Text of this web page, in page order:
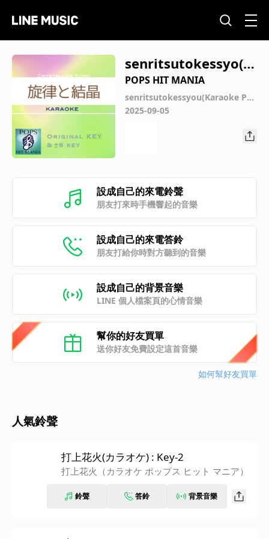
senritsutokessyo(K
araoke) : Key-3 / wG
POPS HIT MANIA
senritsutokessyou(Karaoke Po
ps Hit Mania)
2025-09-05
設成自己的來電鈴聲
朋友打來時手機響起的音樂
設成自己的來電答鈴
朋友打給你時對方聽到的音樂
設成自己的背景音樂
LINE 個人檔案頁的心情音樂
幫你的好友買單
送你好友免費設定這首音樂
如何幫好友買單
人氣鈴聲
打上花火(カラオケ) : Key-2
打上花火（カラオケ ポップス ヒット マニア）
鈴聲 答鈴 背景音樂